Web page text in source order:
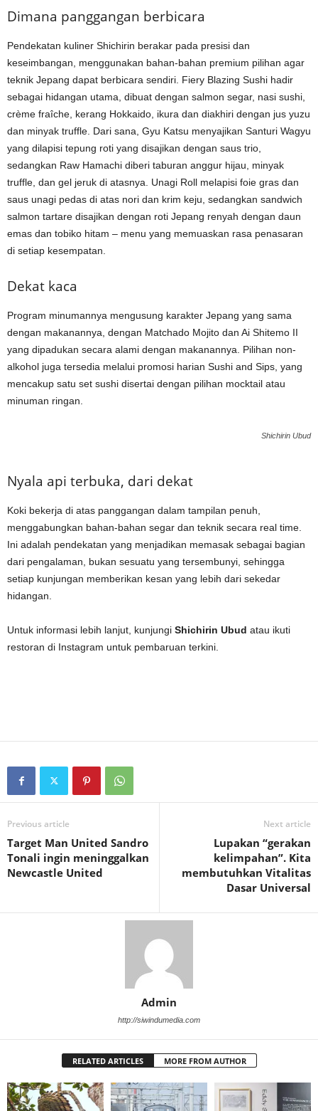
Dimana panggangan berbicara
Pendekatan kuliner Shichirin berakar pada presisi dan
keseimbangan, menggunakan bahan-bahan premium pilihan agar
teknik Jepang dapat berbicara sendiri. Fiery Blazing Sushi hadir
sebagai hidangan utama, dibuat dengan salmon segar, nasi sushi,
crème fraîche, kerang Hokkaido, ikura dan diakhiri dengan jus yuzu
dan minyak truffle. Dari sana, Gyu Katsu menyajikan Santuri Wagyu
yang dilapisi tepung roti yang disajikan dengan saus trio,
sedangkan Raw Hamachi diberi taburan anggur hijau, minyak
truffle, dan gel jeruk di atasnya. Unagi Roll melapisi foie gras dan
saus unagi pedas di atas nori dan krim keju, sedangkan sandwich
salmon tartare disajikan dengan roti Jepang renyah dengan daun
emas dan tobiko hitam – menu yang memuaskan rasa penasaran
di setiap kesempatan.
Dekat kaca
Program minumannya mengusung karakter Jepang yang sama
dengan makanannya, dengan Matchado Mojito dan Ai Shitemo II
yang dipadukan secara alami dengan makanannya. Pilihan non-
alkohol juga tersedia melalui promosi harian Sushi and Sips, yang
mencakup satu set sushi disertai dengan pilihan mocktail atau
minuman ringan.
Shichirin Ubud
Nyala api terbuka, dari dekat
Koki bekerja di atas panggangan dalam tampilan penuh,
menggabungkan bahan-bahan segar dan teknik secara real time.
Ini adalah pendekatan yang menjadikan memasak sebagai bagian
dari pengalaman, bukan sesuatu yang tersembunyi, sehingga
setiap kunjungan memberikan kesan yang lebih dari sekedar
hidangan.
Untuk informasi lebih lanjut, kunjungi Shichirin Ubud atau ikuti
restoran di Instagram untuk pembaruan terkini.
Previous article
Target Man United Sandro
Tonali ingin meninggalkan
Newcastle United
Next article
Lupakan “gerakan
kelimpahan”. Kita
membutuhkan Vitalitas
Dasar Universal
Admin
http://siwindumedia.com
RELATED ARTICLES MORE FROM AUTHOR